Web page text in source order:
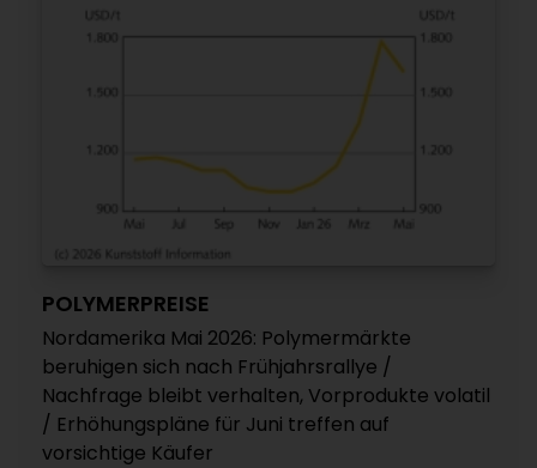
POLYMERPREISE
Nordamerika Mai 2026: Polymermärkte
beruhigen sich nach Frühjahrsrallye /
Nachfrage bleibt verhalten, Vorprodukte volatil
/ Erhöhungspläne für Juni treffen auf
vorsichtige Käufer